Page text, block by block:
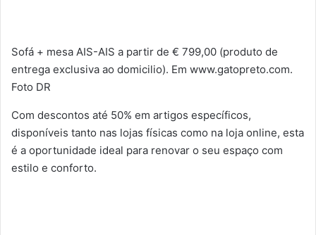
Sofá + mesa AIS-AIS a partir de € 799,00 (produto de
entrega exclusiva ao domicilio). Em www.gatopreto.com.
Foto DR
Com descontos até 50% em artigos específicos,
disponíveis tanto nas lojas físicas como na loja online, esta
é a oportunidade ideal para renovar o seu espaço com
estilo e conforto.